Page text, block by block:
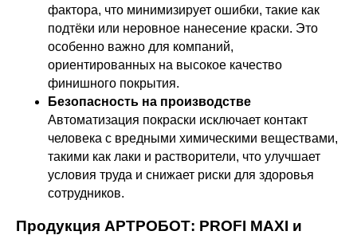
фактора, что минимизирует ошибки, такие как
подтёки или неровное нанесение краски. Это
особенно важно для компаний,
ориентированных на высокое качество
финишного покрытия.
Безопасность на производстве
Автоматизация покраски исключает контакт
человека с вредными химическими веществами,
такими как лаки и растворители, что улучшает
условия труда и снижает риски для здоровья
сотрудников.
Продукция АРТРОБОТ: PROFI MAXI и